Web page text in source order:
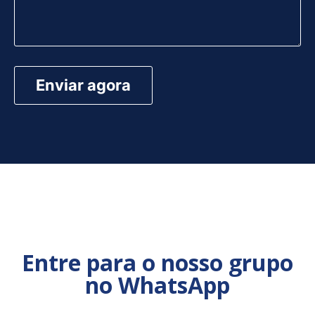
Entre para o nosso grupo
no WhatsApp